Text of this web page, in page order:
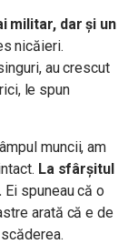
militar, dar și un
nicăieri.
au crescut
le spun
muncii, am
La sfârșitul
Ei spuneau că o
arată că e de